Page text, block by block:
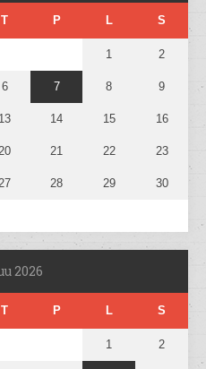
T P L S
1 2
6 7 8 9
13 14 15 16
21 22 23
28 29 30
2026
T P L S
1 2